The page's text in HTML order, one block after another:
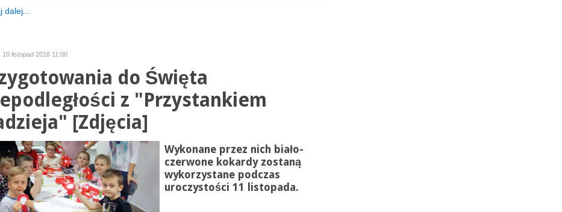
dalej...
10 listopad 2018 11:00
do Święta
z "Przystankiem
[Zdjęcia]
Wykonane przez nich biało-
czerwone kokardy zostaną
wykorzystane podczas
uroczystości 11 listopada.